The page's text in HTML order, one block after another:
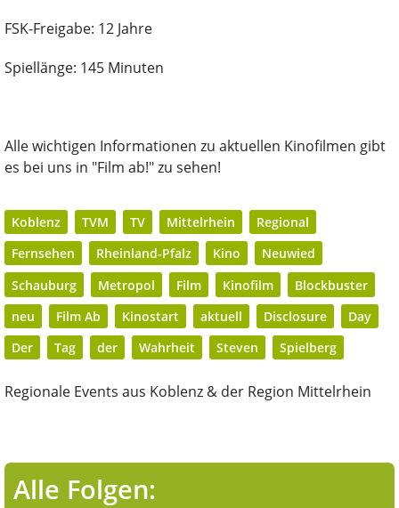
FSK-Freigabe: 12 Jahre
Spiellänge: 145 Minuten
Alle wichtigen Informationen zu aktuellen Kinofilmen gibt
es bei uns in "Film ab!" zu sehen!
Koblenz TVM TV Mittelrhein
Regional
Fernsehen
Rheinland-Pfalz Kino
Neuwied
Schauburg
Metropol Film Kinofilm
Blockbuster
neu
Film Ab Kinostart aktuell Disclosure
Day
Der
Tag der Wahrheit Steven Spielberg
Regionale Events aus Koblenz & der Region Mittelrhein
Alle Folgen: